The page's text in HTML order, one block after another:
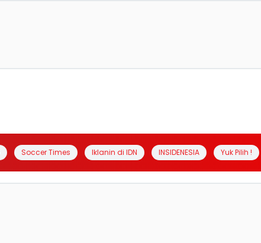
Soccer Times Iklanin di IDN INSIDENESIA Yuk Pilih !